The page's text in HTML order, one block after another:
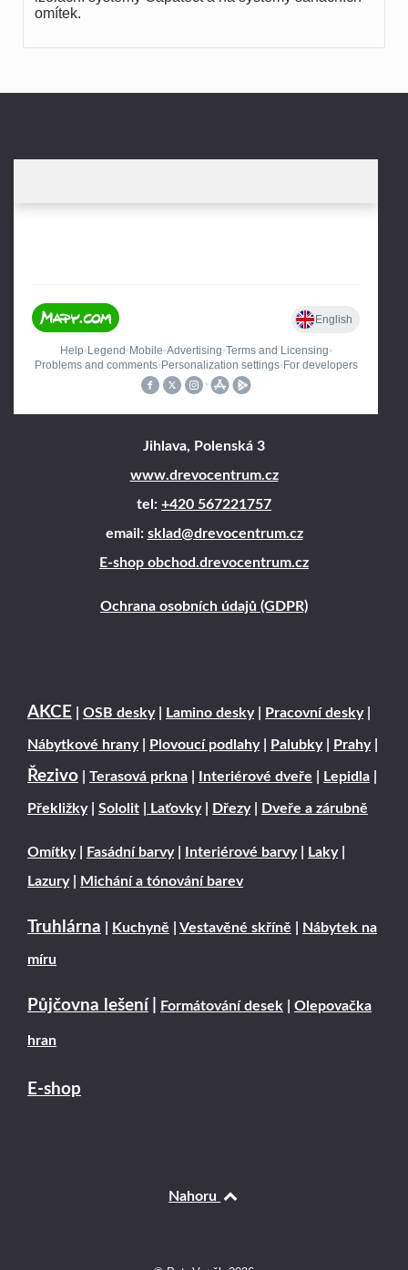
omítek.
Jihlava, Polenská 3
www.drevocentrum.cz
tel: +420 567221757
email: sklad@drevocentrum.cz
E-shop obchod.drevocentrum.cz
Ochrana osobních údajů (GDPR)
AKCE OSB desky| Lamino desky| Pracovní desky|
Nábytkové hrany| Plovoucí podlahy| Palubky| Prahy|
Řezivo Terasová prkna Interiérové dveře Lepidla
Překližky| Sololit Laťovky| Dřezy| Dveře a zárubně
Omítky| Fasádní barvy| Interiérové barvy| Laky|
Lazury| Michání a tónování barev
Truhlárna Kuchyně Vestavěné skříně Nábytek na
míru
Půjčovna lešení Formátování desek Olepovačka
hran
E-shop
Nahoru